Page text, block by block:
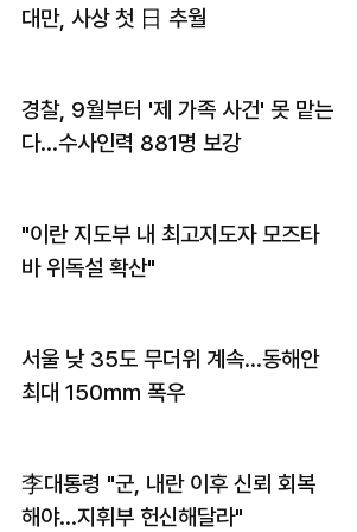
대만, 사상 첫 日 추월
경찰, 9월부터 '제 가족 사건' 못 맡는
다…수사인력 881명 보강
"이란 지도부 내 최고지도자 모즈타
바 위독설 확산"
서울 낮 35도 무더위 계속…동해안
최대 150㎜ 폭우
李대통령 "군, 내란 이후 신뢰 회복
해야…지휘부 헌신해달라"